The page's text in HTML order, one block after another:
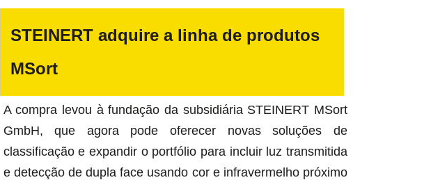
STEINERT adquire a linha de produtos
MSort
A compra levou à fundação da subsidiária STEINERT MSort
GmbH, que agora pode oferecer novas soluções de
classificação e expandir o portfólio para incluir luz transmitida
e detecção de dupla face usando cor e infravermelho próximo